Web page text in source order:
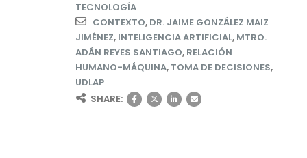
TECNOLOGÍA
CONTEXTO, DR. JAIME GONZÁLEZ MAIZ
JIMÉNEZ, INTELIGENCIA ARTIFICIAL, MTRO.
ADÁN REYES SANTIAGO, RELACIÓN
HUMANO-MÁQUINA, TOMA DE DECISIONES,
UDLAP
SHARE: